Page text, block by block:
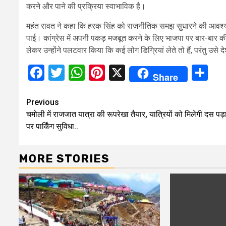
करने और पाने की प्रक्रिया स्वाभाविक है।
महंत रावत ने कहा कि हरक सिंह को राजनीतिक समझ सुधारने की
पाई। कांग्रेस में अपनी पकड़ मजबूत करने के लिए भाजपा पर बार-बार
लेकर उन्होंने पलटवार किया कि कई लोग डिग्रियां लेते तो हैं, परंतु उसे
Facebook
Twitter
WhatsApp
Pinterest
X Share
Continue
Reading
Previous
चमोली में राजजात यात्रा की रूपरेखा तैयार, यात्रियों को मिलेगी दस
पर पार्किंग सुविधा..
MORE STORIES